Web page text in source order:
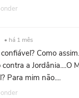
• há 1 mês
Como
a
Para mim não....